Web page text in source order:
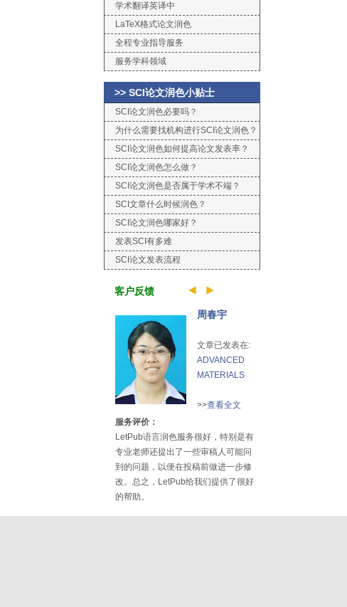
学术翻译英译中
LaTeX格式论文润色
全程专业指导服务
服务学科领域
>> SCI论文润色小贴士
SCI论文润色必要吗？
为什么需要找机构进行SCI论文润色？
SCI论文润色如何提高论文发表率？
SCI论文润色怎么做？
SCI论文润色是否属于学术不端？
SCI文章什么时候润色？
SCI论文润色哪家好？
发表SCI有多难
SCI论文发表流程
客户反馈
周春宇
文章已发表在:
ADVANCED
MATERIALS
>>查看全文
服务评价：
LetPub语言润色服务很好，特别是有
专业老师还提出了一些审稿人可能问
到的问题，以便在投稿前做进一步修
改。总之，LetPub给我们提供了很好
的帮助。